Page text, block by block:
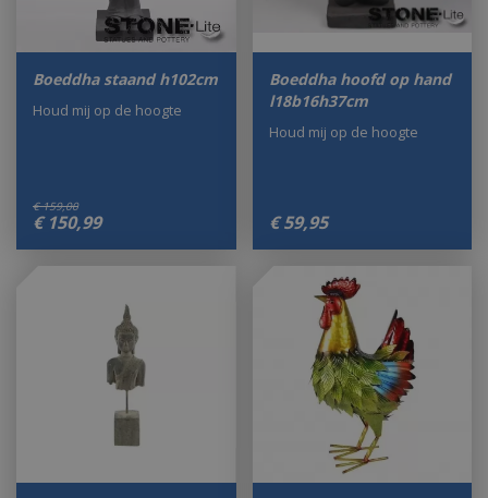
Boeddha staand h102cm
€ 159,00
€ 150,99
Houd mij op de hoogte
Boeddha hoofd op hand
l18b16h37cm
€ 59,95
Houd mij op de hoogte